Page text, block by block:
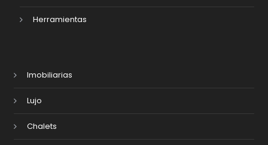
Herramientas
Imobiliarias
Lujo
Chalets